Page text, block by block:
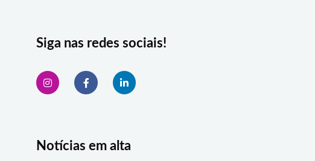
Siga nas redes sociais!
I
n
s
m
F
a
c
-
L
i
n
-
Notícias em alta